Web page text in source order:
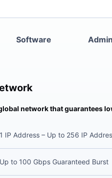
Software
network that guarantees
1 IP Address – Up to 256 IP
Up to 100 Gbps Guaranteed Burst